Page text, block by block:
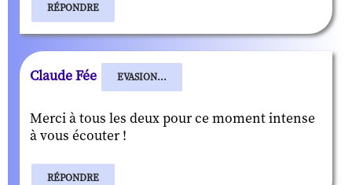
RÉPONDRE
Claude Fée EVASION...
Merci à tous les deux pour ce moment intense
à vous écouter !
RÉPONDRE